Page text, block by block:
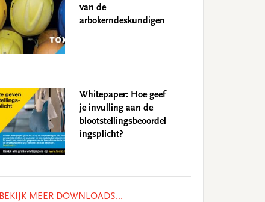
van de
arbokerndeskundigen
Whitepaper: Hoe geef
je invulling aan de
blootstellingsbeoordel
ingsplicht?
BEKIJK MEER DOWNLOADS...